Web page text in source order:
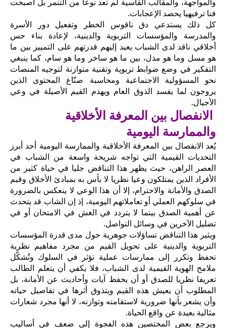
فنا ترفيهيا يحصد الإعجابات.
كل ذلك يستدعي دق ناقوس الخطر وتفعيل دور الأسرة
والمدرسة والمؤسسات التربوية والدينية، لإعادة بناء حس
أخلاقي ناقد لدى الشباب يعيد إليهم قدرتهم على التمييز بين ما
هو مسل وما هو مذل، بين ما هو ساخر وما هو سام، كما ينبغي
التفكير في وضع ضوابط تربوية وتقنية متوازنة لتوجيه المنصات
نحو المسؤولية الاجتماعية ومحاسبة صنّاع المحتوى الذين
يروجون لما يفسد الذوق العام ويهدم القيم الأصيلة في وعي
الأجيال.
الانفصال بين المعرفة الأخلاقية
والممارسة اليومية
يُعد الانفصال بين المعرفة الأخلاقية والممارسة اليومية أحد أبرز
التحديات القيمية التي تواجه شريحة واسعة من الشباب في
العصر الراهن، حيث يظهر هذا التناقض جليا في حياة كثير من
الأفراد الذين يمتلكون وعيا نظريا لا بأس به بمبادئ الأخلاق وقيم
الصدق والأمانة والاحترام، إلا أن هذا الوعي لا ينعكس بالضرورة
في سلوكهم العملي أو تعاملاتهم اليومية، إذ إن الشاب قد يتحدث
عن أهمية الصدق بينما لا يتردد في الغش في الامتحان أو في
تضليل الآخرين في وسائل التواصل.
ويثير هذا التناقض تساؤلات جوهرية حول مدى قدرة المؤسسات
التربوية والدينية على تحويل القيم من مجرد مفاهيم نظرية
تحفظ وتكرر إلى ممارسات عملية تؤثر في السلوك وتُشكّل
ملامح الهوية القيمية لدى الشباب، فلا يكفي أن يتعلم الطالب
تعريفا نظريا للصدق أو أن يحفظ آيات وأحاديث عن الأمانة، بل
المطلوب أن يعيش هذه القيم ويتذوق أثرها في تفاصيل حياته
وأن يشعر بأنها ضرورية لاستقامته وتوازنه، لا أنها مجرد شعارات
مثالية بعيدة عن واقع الحياة.
ويرجع بعض المختصين هذه الفجوة إلى ضعف في أساليب